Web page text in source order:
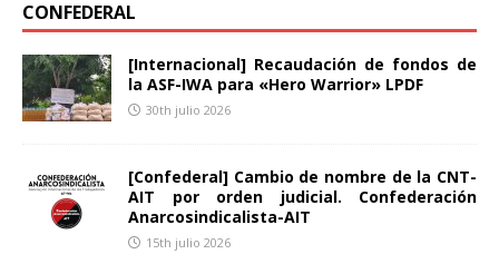
CONFEDERAL
[Internacional] Recaudación de fondos de
la ASF-IWA para «Hero Warrior» LPDF
30th julio 2026
[Confederal] Cambio de nombre de la CNT-
AIT por orden judicial. Confederación
Anarcosindicalista-AIT
15th julio 2026